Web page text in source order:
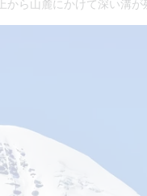
ら山麓にかけて深い溝が